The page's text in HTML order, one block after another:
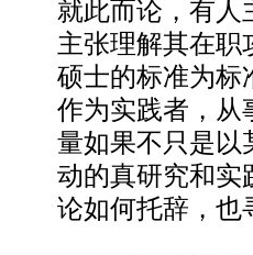
就此而论，有人
主张理解其在职
硕士的标准为标
作为实践者，从
量如果不只是以
动的真研究和实
论如何托辞，也